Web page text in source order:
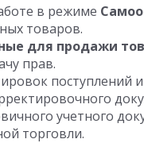
в режиме
товаров.
для продажи
прав.
поступлений
учетного
торговли.